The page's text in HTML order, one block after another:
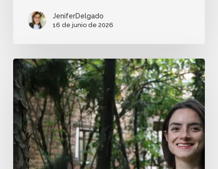
JeniferDelgado
16 de junio de 2026